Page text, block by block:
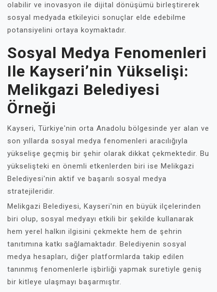
olabilir ve inovasyon ile dijital dönüşümü birleştirerek
sosyal medyada etkileyici sonuçlar elde edebilme
potansiyelini ortaya koymaktadır.
Sosyal Medya Fenomenleri
Ile Kayseri’nin Yükselişi:
Melikgazi Belediyesi
Örneği
Kayseri, Türkiye'nin orta Anadolu bölgesinde yer alan ve
son yıllarda sosyal medya fenomenleri aracılığıyla
yükselişe geçmiş bir şehir olarak dikkat çekmektedir. Bu
yükselişteki en önemli etkenlerden biri ise Melikgazi
Belediyesi'nin aktif ve başarılı sosyal medya
stratejileridir.
Melikgazi Belediyesi, Kayseri'nin en büyük ilçelerinden
biri olup, sosyal medyayı etkili bir şekilde kullanarak
hem yerel halkın ilgisini çekmekte hem de şehrin
tanıtımına katkı sağlamaktadır. Belediyenin sosyal
medya hesapları, diğer platformlarda takip edilen
tanınmış fenomenlerle işbirliği yapmak suretiyle geniş
bir kitleye ulaşmayı başarmıştır.